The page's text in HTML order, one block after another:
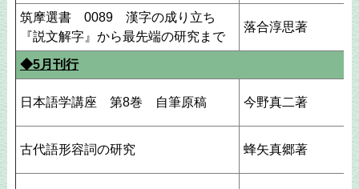
筑摩選書 0089 漢字の成り立ち
『説文解字』から最先端の研究まで
落合淳思著
◆5月刊行
日本語学講座 第8巻 自筆原稿 今野真二著
古代語形容詞の研究 蜂矢真郷著